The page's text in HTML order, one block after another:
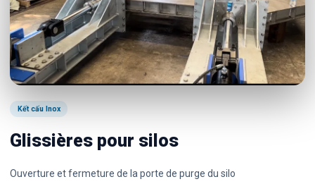
Kết cấu Inox
Glissières pour silos
Ouverture et fermeture de la porte de purge du silo